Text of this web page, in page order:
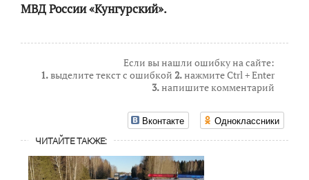
МВД России «Кунгурский».
Если вы нашли ошибку на сайте:
1.выделите текст с ошибкой 2.нажмите Ctrl + Enter
3.напишите комментарий
Вконтакте Одноклассники
ЧИТАЙТЕ ТАКЖЕ: